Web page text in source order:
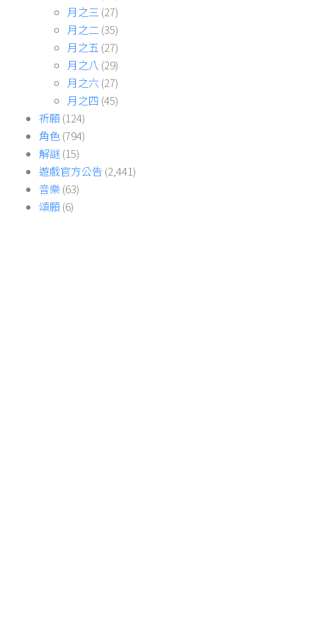
月之三 (27)
月之二 (35)
月之五 (27)
月之八 (29)
月之六 (27)
月之四 (45)
祈願(124)
角色(794)
解謎(15)
遊戲官方公告 (2,441)
音樂 (63)
頌願(6)